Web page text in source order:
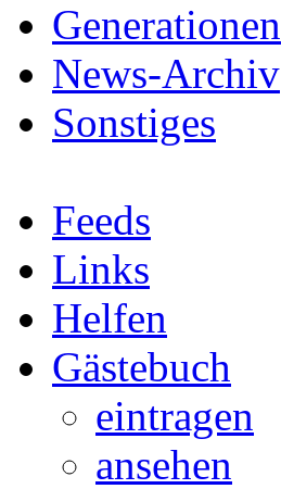
Generationen
News-Archiv
Sonstiges
Feeds
Links
Helfen
Gästebuch
eintragen
ansehen